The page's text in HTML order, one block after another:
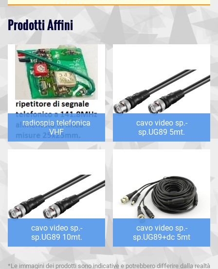
Prodotti Affini
radiospia telefonica
VHF
cavo video sp.-
sp.UG89 5mt.
cavo video sp.-
sp.UG89 10mt.
cavo video sp.-
sp.UG89+dc 5mt
*Le immagini dei prodotti sono indicative e potrebbero differire dalla realtà